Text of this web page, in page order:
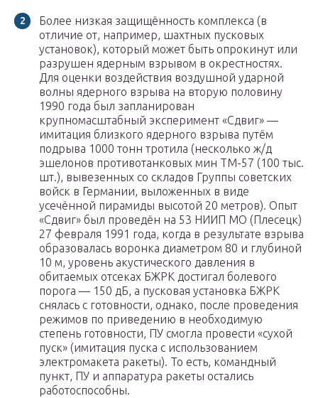
Более низкая защищённость комплекса (в
отличие от, например, шахтных пусковых
установок), который может быть опрокинут или
разрушен ядерным взрывом в окрестностях.
Для оценки воздействия воздушной ударной
волны ядерного взрыва на вторую половину
1990 года был запланирован
крупномасштабный эксперимент «Сдвиг» —
имитация близкого ядерного взрыва путём
подрыва 1000 тонн тротила (несколько ж/д
эшелонов противотанковых мин ТМ-57 (100 тыс.
шт.), вывезенных со складов Группы советских
войск в Германии, выложенных в виде
усечённой пирамиды высотой 20 метров). Опыт
«Сдвиг» был проведён на 53 НИИП МО (Плесецк)
27 февраля 1991 года, когда в результате взрыва
образовалась воронка диаметром 80 и глубиной
10 м, уровень акустического давления в
обитаемых отсеках БЖРК достигал болевого
порога — 150 дБ, а пусковая установка БЖРК
снялась с готовности, однако, после проведения
режимов по приведению в необходимую
степень готовности, ПУ смогла провести «сухой
пуск» (имитация пуска с использованием
электромакета ракеты). То есть, командный
пункт, ПУ и аппаратура ракеты остались
работоспособны.